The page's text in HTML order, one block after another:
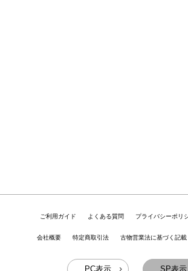
ご利用ガイド よくある質問 プライバシーポリ
会社概要 特定商取引法 古物営業法に基づく記載
PC表示 SP表示